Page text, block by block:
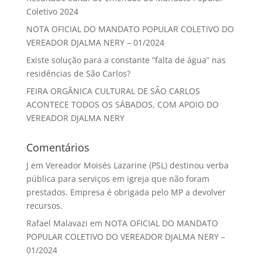
Coletivo 2024
NOTA OFICIAL DO MANDATO POPULAR COLETIVO DO
VEREADOR DJALMA NERY – 01/2024
Existe solução para a constante “falta de água” nas
residências de São Carlos?
FEIRA ORGÂNICA CULTURAL DE SÃO CARLOS
ACONTECE TODOS OS SÁBADOS, COM APOIO DO
VEREADOR DJALMA NERY
Comentários
J em Vereador Moisés Lazarine (PSL) destinou verba
pública para serviços em igreja que não foram
prestados. Empresa é obrigada pelo MP a devolver
recursos.
Rafael Malavazi em NOTA OFICIAL DO MANDATO
POPULAR COLETIVO DO VEREADOR DJALMA NERY –
01/2024